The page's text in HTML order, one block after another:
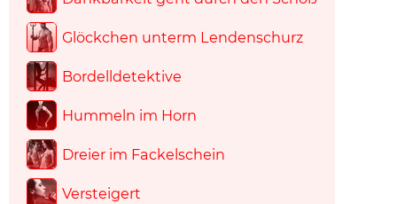
Glöckchen unterm Lendenschurz
Bordelldetektive
Hummeln im Horn
Dreier im Fackelschein
Versteigert